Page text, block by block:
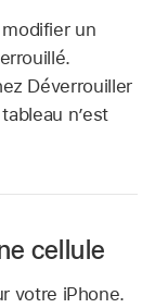
un
Déverrouiller
n’est
cellule
votre iPhone.